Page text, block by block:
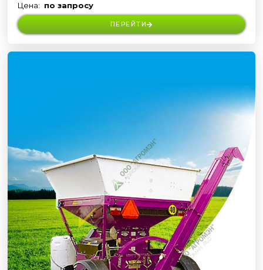
Цена: по запросу
ПЕРЕЙТИ